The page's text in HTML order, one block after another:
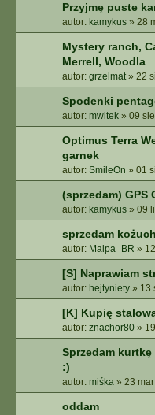
Przyjmę puste
autor: kamykus » 28
Mystery ranch,
Merrell, Woodla
autor: grzelmat» 22
Spodenki
autor: mwitek » 09
Optimus Terra
garnek
autor: SmileOn » 01
(sprzedam) GPS
autor: kamykus » 09
sprzedam kożuch
autor: Malpa_BR »
[S] Naprawiam
autor: hejtyniety » 13
[K] Kupię
autor: znachor80 »
Sprzedam
:)
autor: miśka » 23
oddam